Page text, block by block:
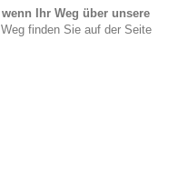
Ihr Weg über unsere
finden Sie auf der Seite